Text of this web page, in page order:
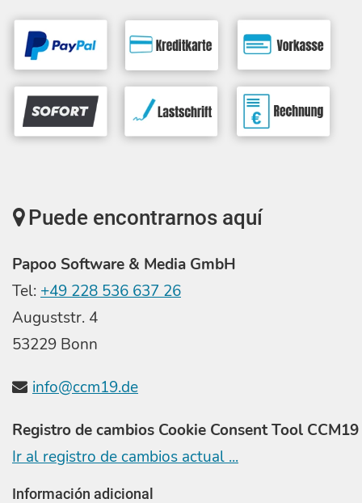
Puede encontrarnos aquí
Papoo Software & Media GmbH
Tel: +49 228 536 637 26
Auguststr. 4
53229 Bonn
info@ccm19.de
Registro de cambios Cookie Consent Tool CCM19
Ir al registro de cambios actual ...
Información adicional